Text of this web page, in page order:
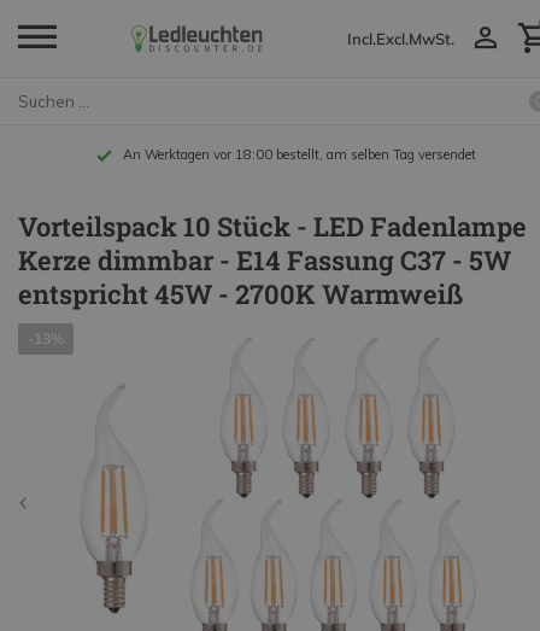
Incl.Excl.MwSt.
An Werktagen vor 18:00 bestellt, am selben Tag versendet
Vorteilspack 10 Stück - LED Fadenlampe
Kerze dimmbar - E14 Fassung C37 - 5W
entspricht 45W - 2700K Warmweiß
-13%